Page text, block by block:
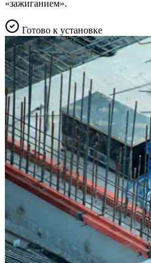
«зажиганием».
Готово к установке